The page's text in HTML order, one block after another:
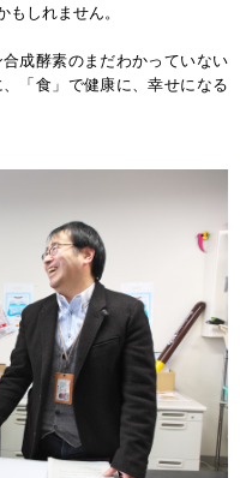
もしれません。
成酵素のまだわかっていない
「食」で健康に、幸せになる